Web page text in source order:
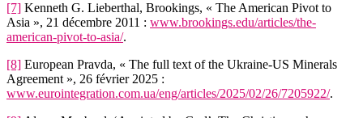
[7] Kenneth G. Lieberthal, Brookings, « The American Pivot to
Asia », 21 décembre 2011 : www.brookings.edu/articles/the-
american-pivot-to-asia/.
[8] European Pravda, « The full text of the Ukraine-US Minerals
Agreement », 26 février 2025 :
www.eurointegration.com.ua/eng/articles/2025/02/26/7205922/.